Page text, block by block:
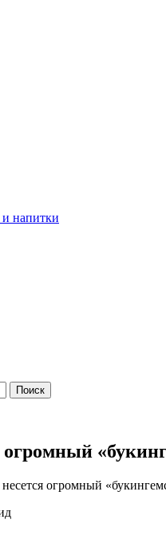
напитки
огромный